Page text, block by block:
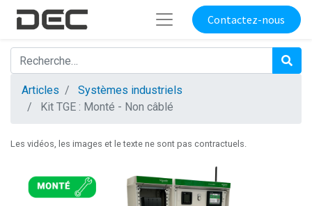
Contactez-nous
Articles
Systèmes industriels
Kit TGE : Monté - Non câblé
Les vidéos, les images et le texte ne sont pas contractuels.